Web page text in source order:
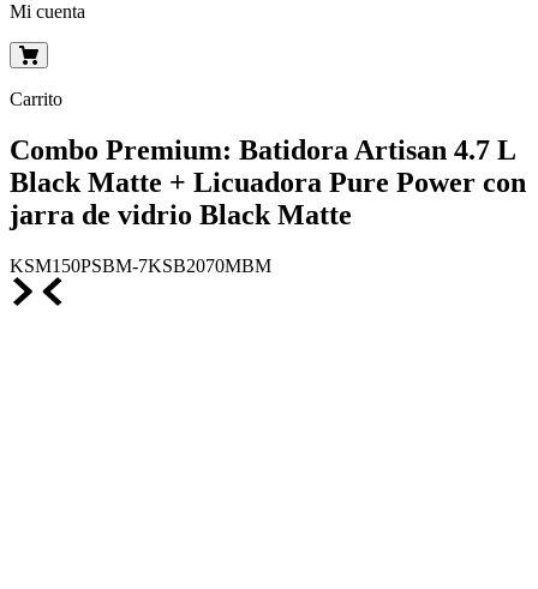
Mi cuenta
Carrito
Combo Premium: Batidora Artisan 4.7 L
Black Matte + Licuadora Pure Power con
jarra de vidrio Black Matte
KSM150PSBM-7KSB2070MBM